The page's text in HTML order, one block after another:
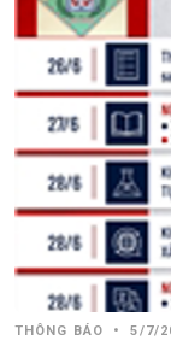
THÔNG BÁO • 5/7/